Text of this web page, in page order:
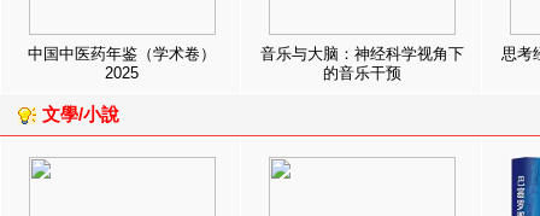
中国中医药年鉴（学术卷）
2025
音乐与大脑：神经科学视角下
的音乐干预
思考
文學/小說